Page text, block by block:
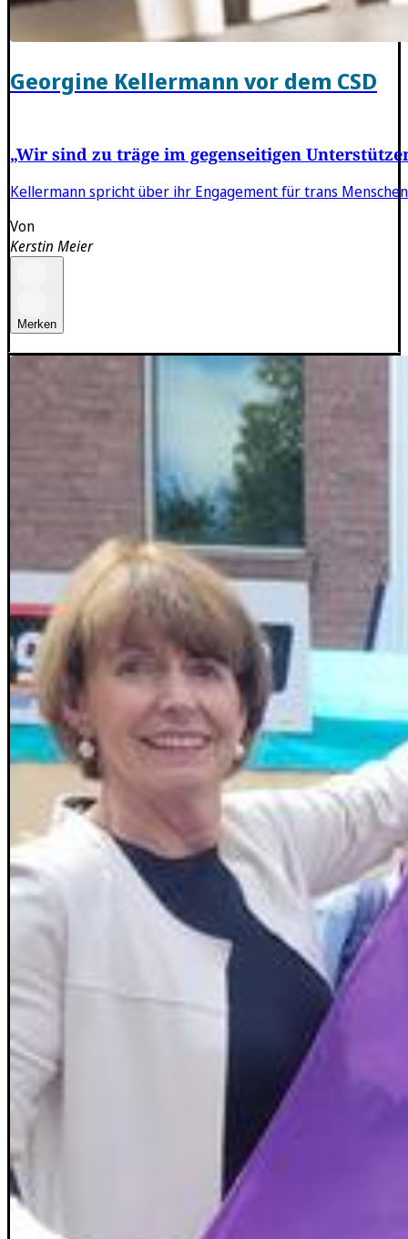
Georgine Kellermann vor dem CSD
„Wir sind zu träge im gegenseitigen
Kellermann spricht über ihr Engagement für trans Menschen
Von
Kerstin Meier
Merken